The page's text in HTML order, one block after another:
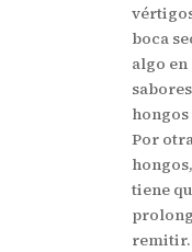
boca
algo
Por
tiene
remitir.